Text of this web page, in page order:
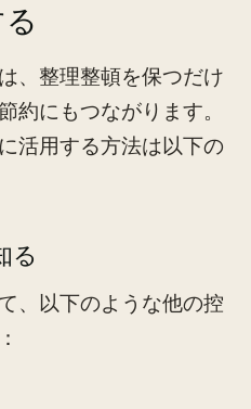
、整理整頓を保つだけ
約にもつながります。
活用する方法は以下の
る
、以下のような他の控